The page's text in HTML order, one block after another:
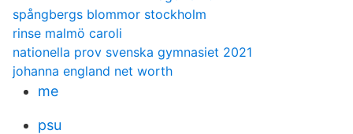
spångbergs blommor stockholm
rinse malmö caroli
nationella prov svenska gymnasiet 2021
johanna england net worth
me
psu